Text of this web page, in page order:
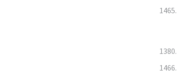
1465.
1380.
1466.